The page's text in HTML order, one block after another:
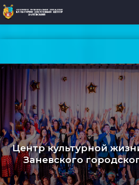
Центр культурной
Заневского